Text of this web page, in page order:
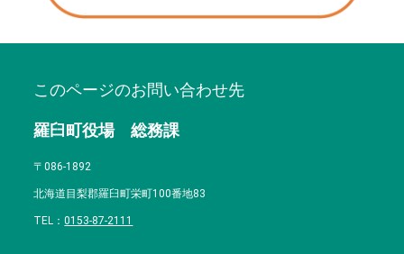
このページのお問い合わせ先
羅臼町役場 総務課
〒086-1892
北海道目梨郡羅臼町栄町100番地83
TEL：0153-87-2111